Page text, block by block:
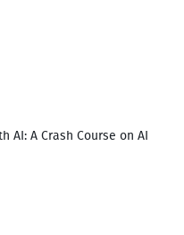
AI: A Crash Course on AI